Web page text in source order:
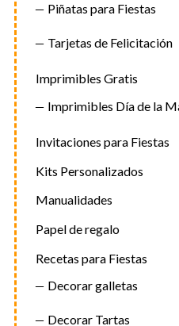
Piñatas para Fiestas
Tarjetas de Felicitación
Imprimibles Gratis
Imprimibles Día de la
Invitaciones para Fiestas
Kits Personalizados
Manualidades
Papel de regalo
Recetas para Fiestas
Decorar galletas
Decorar Tartas